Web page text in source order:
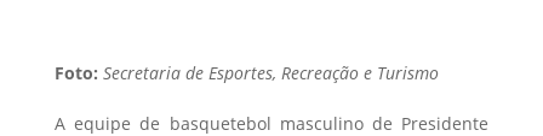
Foto: Secretaria de Esportes, Recreação e Turismo
A equipe de basquetebol masculino de Presidente